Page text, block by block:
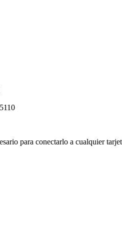
para conectarlo a cualquier